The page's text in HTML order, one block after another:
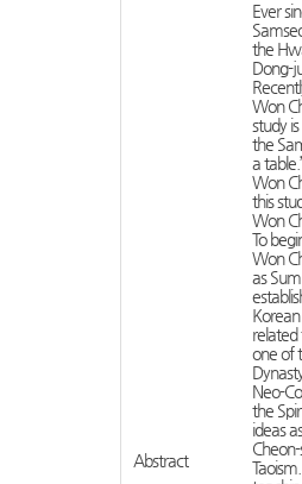
Abstract
Ever
the
Dong-
Won
study
the
a
Won
this
Won
To
Won
as
related
one of
Neo-
the
ideas